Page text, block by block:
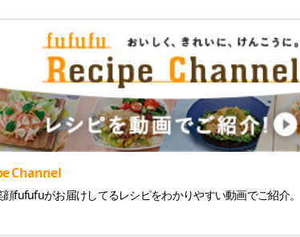
Channel
顔fufufuがお届けしてるレシピをわかりやすい動画でご紹介。